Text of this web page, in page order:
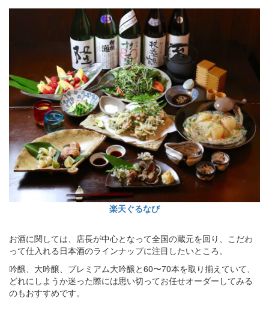
楽天ぐるなび
お酒に関しては、店長が中心となって全国の蔵元を回り、こだわ
って仕入れる日本酒のラインナップに注目したいところ。
吟醸、大吟醸、プレミアム大吟醸と60〜70本を取り揃えていて、
どれにしようか迷った際には思い切ってお任せオーダーしてみる
のもおすすめです。